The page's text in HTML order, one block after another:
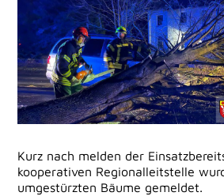
Kurz nach melden der
kooperativen Regionalleitstelle
umgestürzten Bäume gemeldet.